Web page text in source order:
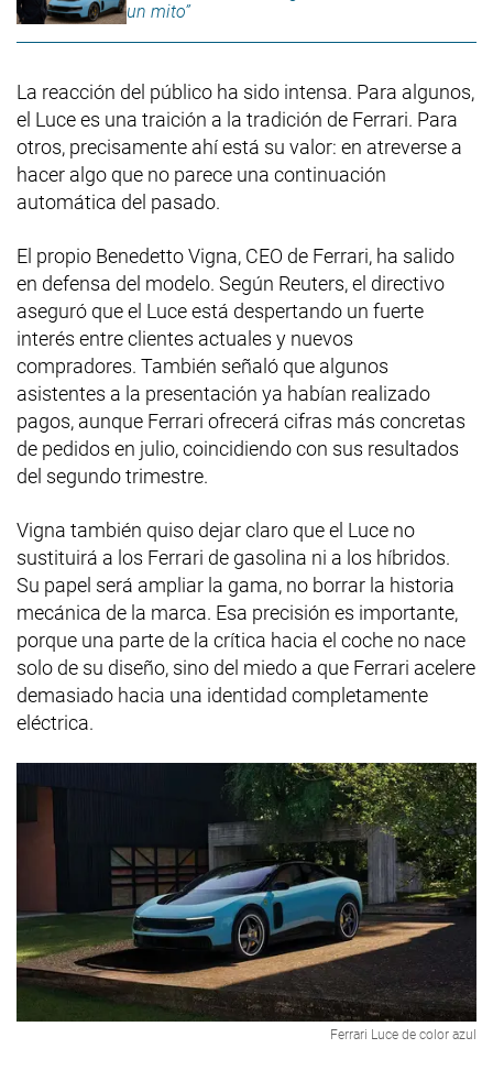
un mito”
La reacción del público ha sido intensa. Para algunos,
el Luce es una traición a la tradición de Ferrari. Para
otros, precisamente ahí está su valor: en atreverse a
hacer algo que no parece una continuación
automática del pasado.
El propio Benedetto Vigna, CEO de Ferrari, ha salido
en defensa del modelo. Según Reuters, el directivo
aseguró que el Luce está despertando un fuerte
interés entre clientes actuales y nuevos
compradores. También señaló que algunos
asistentes a la presentación ya habían realizado
pagos, aunque Ferrari ofrecerá cifras más concretas
de pedidos en julio, coincidiendo con sus resultados
del segundo trimestre.
Vigna también quiso dejar claro que el Luce no
sustituirá a los Ferrari de gasolina ni a los híbridos.
Su papel será ampliar la gama, no borrar la historia
mecánica de la marca. Esa precisión es importante,
porque una parte de la crítica hacia el coche no nace
solo de su diseño, sino del miedo a que Ferrari acelere
demasiado hacia una identidad completamente
eléctrica.
Ferrari Luce de color azul